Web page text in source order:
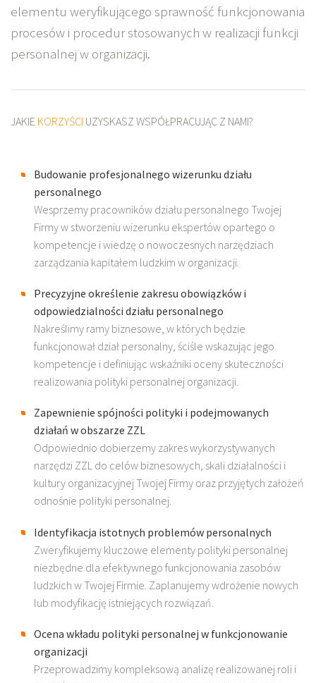
elementu weryfikującego sprawność funkcjonowania
procesów i procedur stosowanych w realizacji funkcji
personalnej w organizacji.
JAKIE KORZYŚCI UZYSKASZ WSPÓŁPRACUJĄC Z NAMI?
Budowanie profesjonalnego wizerunku działu
personalnego
Wesprzemy pracowników działu personalnego Twojej
Firmy w stworzeniu wizerunku ekspertów opartego o
kompetencje i wiedzę o nowoczesnych narzędziach
zarządzania kapitałem ludzkim w organizacji.
Precyzyjne określenie zakresu obowiązków i
odpowiedzialności działu personalnego
Nakreślimy ramy biznesowe, w których będzie
funkcjonował dział personalny, ściśle wskazując jego
kompetencje i definiując wskaźniki oceny skuteczności
realizowania polityki personalnej organizacji.
Zapewnienie spójności polityki i podejmowanych
działań w obszarze ZZL
Odpowiednio dobierzemy zakres wykorzystywanych
narzędzi ZZL do celów biznesowych, skali działalności i
kultury organizacyjnej Twojej Firmy oraz przyjętych założeń
odnośnie polityki personalnej.
Identyfikacja istotnych problemów personalnych
Zweryfikujemy kluczowe elementy polityki personalnej
niezbędne dla efektywnego funkcjonowania zasobów
ludzkich w Twojej Firmie. Zaplanujemy wdrożenie nowych
lub modyfikację istniejących rozwiązań.
Ocena wkładu polityki personalnej w funkcjonowanie
organizacji
Przeprowadzimy kompleksową analizę realizowanej roli i